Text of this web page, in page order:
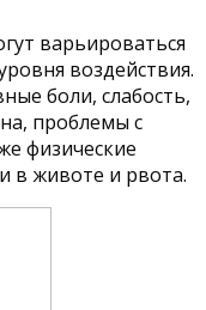
варьироваться
воздействия.
боли, слабость,
проблемы с
физические
в животе и рвота.